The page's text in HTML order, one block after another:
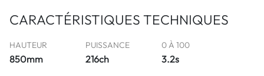
CARACTÉRISTIQUES TECHNIQUES
HAUTEUR
850mm
PUISSANCE
216ch
0 À 100
3.2s